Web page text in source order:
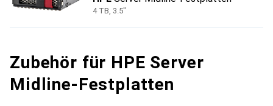
4 TB, 3.5"
Zubehör für HPE Server
Midline-Festplatten